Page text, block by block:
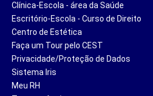
Clínica-Escola - área da Saúde
Escritório-Escola - Curso de Direito
Centro de Estética
Faça um Tour pelo CEST
Privacidade/Proteção de Dados
Sistema Iris
Meu RH